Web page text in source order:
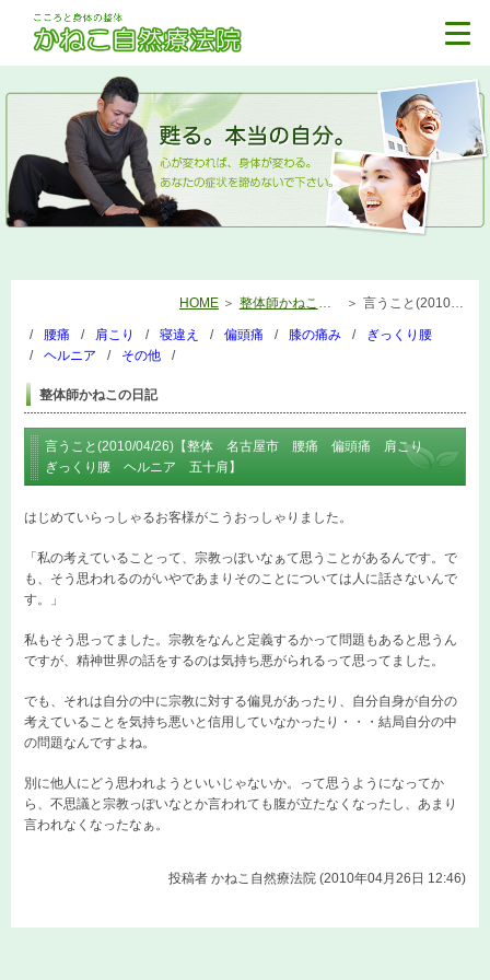
HOME 整体師かねこの日記 言うこと(2010/04/26)【整体 名古屋市 腰痛 偏頭痛 肩こり ぎっくり腰 ヘルニア 五十肩】
腰痛 肩こり 寝違え 偏頭痛 膝の痛み
ぎっくり腰
ヘルニア
その他
整体師かねこの日記
言うこと(2010/04/26)【整体 名古屋市 腰痛 偏頭痛 肩こり
ぎっくり腰 ヘルニア 五十肩】
はじめていらっしゃるお客様がこうおっしゃりました。
「私の考えていることって、宗教っぽいなぁて思うことがあるんです。で
も、そう思われるのがいやであまりそのことについては人に話さないんで
す。」
私もそう思ってました。宗教をなんと定義するかって問題もあると思うん
ですが、精神世界の話をするのは気持ち悪がられるって思ってました。
でも、それは自分の中に宗教に対する偏見があったり、自分自身が自分の
考えていることを気持ち悪いと信用していなかったり・・・結局自分の中
の問題なんですよね。
別に他人にどう思われようといいじゃないか。って思うようになってか
ら、不思議と宗教っぽいなとか言われても腹が立たなくなったし、あまり
言われなくなったなぁ。
投稿者 かねこ自然療法院 (2010年04月26日 12:46)